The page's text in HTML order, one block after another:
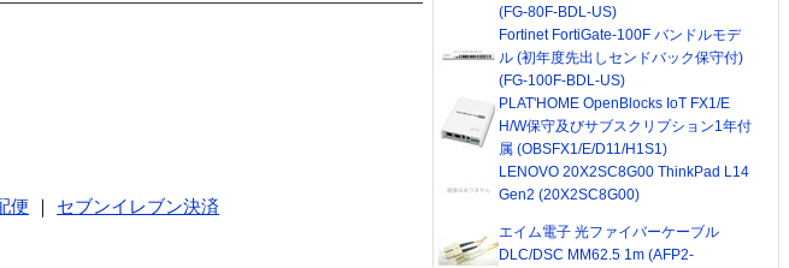
便
セブンイレブン決済
(FG-80F-BDL-US)
Fortinet FortiGate-100F バンドルモデ
ル (初年度先出しセンドバック保守付)
(FG-100F-BDL-US)
PLAT'HOME OpenBlocks IoT FX1/E
H/W保守及びサブスクリプション1年付
属 (OBSFX1/E/D11/H1S1)
LENOVO 20X2SC8G00 ThinkPad L14
Gen2 (20X2SC8G00)
エイム電子 光ファイバーケーブル
DLC/DSC MM62.5 1m (AFP2-